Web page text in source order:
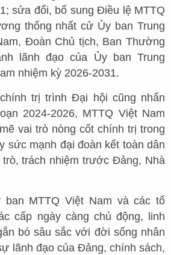
sửa đổi, bổ sung Điều lệ MTTQ
thống nhất cử Ủy ban Trung
Đoàn Chủ tịch, Ban Thường
lãnh đạo của Ủy ban Trung
nhiệm kỳ 2026-2031.
trị trình Đại hội cũng nhấn
2024-2026, MTTQ Việt Nam
vai trò nòng cốt chính trị trong
sức mạnh đại đoàn kết toàn dân
trách nhiệm trước Đảng, Nhà
ban MTTQ Việt Nam và các tổ
cấp ngày càng chủ động, linh
bó sâu sắc với đời sống nhân
lãnh đạo của Đảng, chính sách,